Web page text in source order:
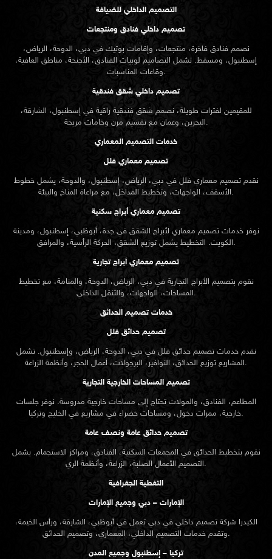
التصميم الداخلي للضيافة
تصميم داخلي فنادق ومنتجعات
نصمم فنادق فاخرة، منتجعات، وإقامات بوتيك في دبي، الدوحة، الرياض،
إسطنبول، ومسقط. تشمل التصاميم لوبيات الفنادق، الأجنحة، مناطق العافية،
وقاعات المناسبات.
تصميم داخلي شقق فندقية
للمقيمين لفترات طويلة، نصمم شقق فندقية راقية في إسطنبول، الشارقة،
البحرين، وعمان مع تقسيم مرن وخامات مريحة.
خدمات التصميم المعماري
تصميم معماري فلل
نقدمتصميم معماري فلل في دبي، الرياض، إسطنبول، والدوحة، يشمل خطوط
الأسقف، الواجهات، وتخطيط المداخل، مع مراعاة المناخ والبيئة.
تصميم معماري أبراج سكنية
نوفر خدمات تصميم معماري لأبراج الشقق في جدة، أبوظبي، إسطنبول، ومدينة
الكويت. التخطيط يشمل توزيع الشقق، الحركة الرأسية، والمرافق.
تصميم معماري أبراج تجارية
نقوم بتصميم الأبراج التجارية في دبي، الرياض، الدوحة، والمنامة، مع تخطيط
المساحات، الواجهات، والتنقل الداخلي.
خدمات تصميم الحدائق
تصميم حدائق فلل
نقدم خدماتتصميم حدائق فلل في دبي، الدوحة، الرياض، وإسطنبول. تشمل
المشاريع توزيع الحدائق، النوافير، البرجولات، أعمال الحجر، وأنظمة الزراعة.
تصميم المساحات الخارجية التجارية
المطاعم، الفنادق، والمولات تحتاج إلى مساحات خارجية مدروسة. نوفر جلسات
خارجية، ممرات دخول، ومساحات خضراء في مشاريع في الخليج وتركيا.
تصميم حدائق عامة ونصف عامة
نقوم بتخطيط الحدائق في المجمعات السكنية، الفنادق، ومراكز الاستجمام. يشمل
التصميم الأعمال الصلبة، الزراعة، وأنظمة الري.
التغطية الجغرافية
الإمارات – دبي وجميع الإمارات
الكيدرا شركة تصميم داخلي في دبي تعمل في أبوظبي، الشارقة، ورأس الخيمة،
وتقدم خدمات التصميم الداخلي، المعماري، وتصميم الحدائق.
تركيا – إسطنبول وجميع المدن